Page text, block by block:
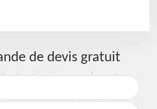
de devis gratuit